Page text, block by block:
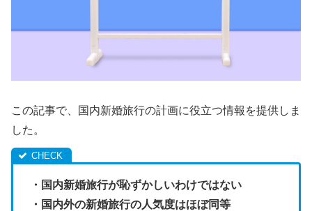
この記事で、国内新婚旅行の計画に役立つ情報を提供しま
した。
・国内新婚旅行が恥ずかしいわけではない
・国内外の新婚旅行の人気度はほぼ同等